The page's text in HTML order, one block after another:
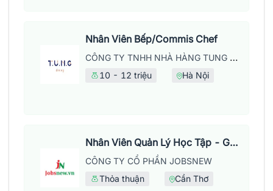
Nhân Viên Bếp/Commis Chef
CÔNG TY TNHH NHÀ HÀNG TUNG DINING
10 - 12 triệu Hà Nội
Nhân Viên Quản Lý Học Tập - Giờ Hành Chính
CÔNG TY CỔ PHẦN JOBSNEW
Thỏa thuận
Cần Thơ